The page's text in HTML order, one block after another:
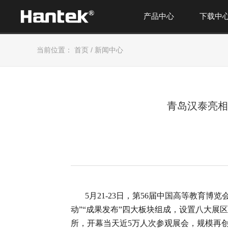
下载中
产品中心
当前位置： 首页 / 新闻中心
青岛汉泰亮
5月21-23日，第56届中国高等教育博览会
动”“成果发布”四大板块组成，设置八大展
所，开幕当天近5万人次参观展会，规模再